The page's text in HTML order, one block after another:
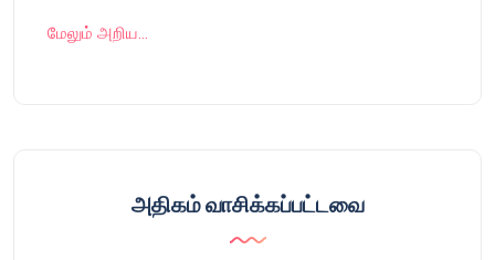
மேலும் அறிய…
அதிகம் வாசிக்கப்பட்டவை